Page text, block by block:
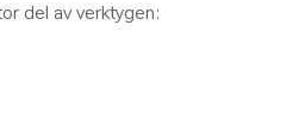
del av verktygen: